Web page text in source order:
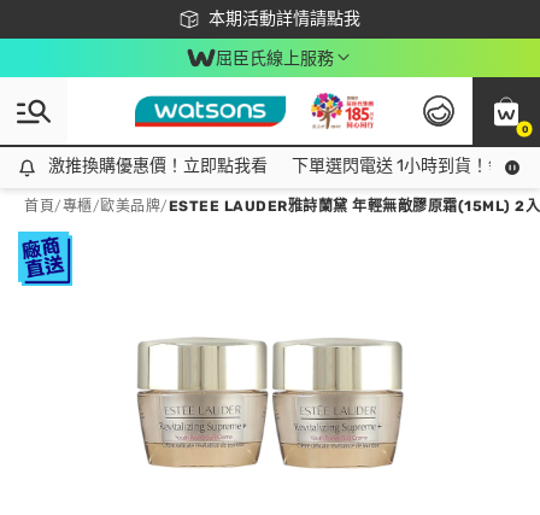
本期活動詳情請點我
下載app最高回饋$350
屈臣氏線上服務
0
激推換購優惠價！立即點我看
激推換購優惠價！立即點我看 下單選閃電送 1小時到貨！領神
首頁/專櫃/ 歐美品牌/ESTEE LAUDER雅詩蘭黛 年輕無敵膠原霜(15ML) 2